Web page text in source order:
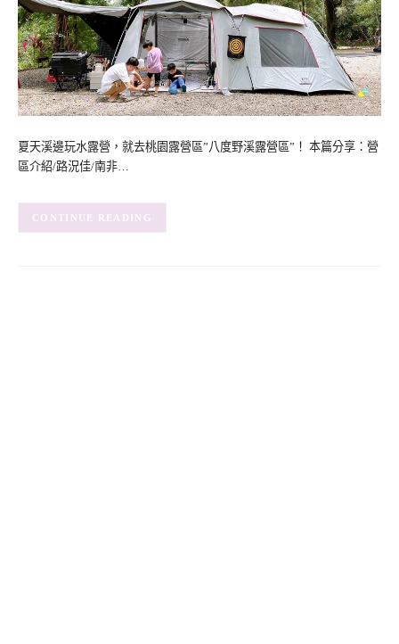
夏天溪邊玩水露營，就去桃園露營區”八度野溪露營區”！ 本篇分享：營
區介紹/路況佳/南非…
CONTINUE READING